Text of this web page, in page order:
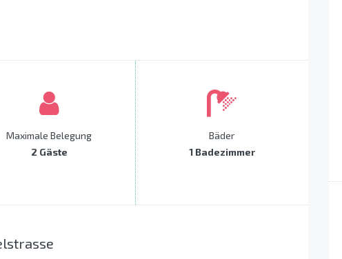
Maximale Belegung
2 Gäste
Bäder
1 Badezimmer